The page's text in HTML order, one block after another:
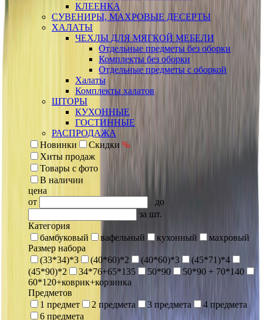
КЛЕЕНКА
СУВЕНИРЫ, МАХРОВЫЕ ДЕСЕРТЫ
ХАЛАТЫ
ЧЕХЛЫ ДЛЯ МЯГКОЙ МЕБЕЛИ
Отдельные предметы без оборки
Комплекты без оборки
Отдельные предметы с оборкой
Халаты
Комплекты халатов
ШТОРЫ
КУХОННЫЕ
ГОСТИННЫЕ
РАСПРОДАЖА
Новинки
Скидки %
Хиты продаж
Товары с фото
В наличии
цена
от
до
за шт.
Категория
бамбуковый
вафельный кухонный
махровый
Размер набора
(33*34)*3
(40*60)*2 (40*60)*3
(45*71)*4
(45*90)*2
34*76+65*135 50*90
50*90 + 70*140
60*120+коврик+корзинка
Предметов
1 предмет
2 предмета 3 предмета
4 предмета
6 предмета